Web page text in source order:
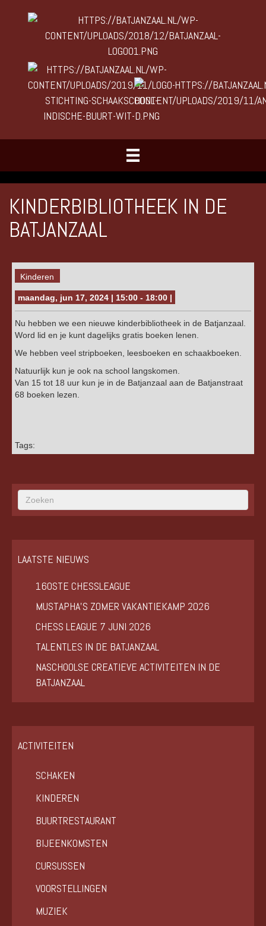
KINDERBIBLIOTHEEK IN DE
BATJANZAAL
Kinderen
maandag, jun 17, 2024 | 15:00 - 18:00 |
Nu hebben we een nieuwe kinderbibliotheek in de Batjanzaal.
Word lid en je kunt dagelijks gratis boeken lenen.
We hebben veel stripboeken, leesboeken en schaakboeken.
Natuurlijk kun je ook na school langskomen.
Van 15 tot 18 uur kun je in de Batjanzaal aan de Batjanstraat
68 boeken lezen.
Tags:
LAATSTE NIEUWS
160STE CHESSLEAGUE
MUSTAPHA’S ZOMER VAKANTIEKAMP 2026
CHESS LEAGUE 7 JUNI 2026
TALENTLES IN DE BATJANZAAL
NASCHOOLSE CREATIEVE ACTIVITEITEN IN DE
BATJANZAAL
ACTIVITEITEN
SCHAKEN
KINDEREN
BUURTRESTAURANT
BIJEENKOMSTEN
CURSUSSEN
VOORSTELLINGEN
MUZIEK